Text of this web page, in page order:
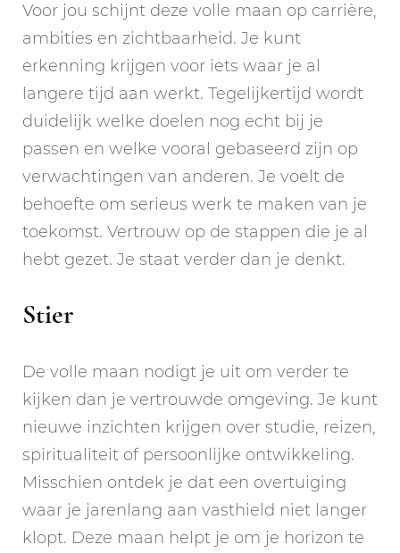
Voor jou schijnt deze volle maan op carrière,
ambities en zichtbaarheid. Je kunt
erkenning krijgen voor iets waar je al
langere tijd aan werkt. Tegelijkertijd wordt
duidelijk welke doelen nog echt bij je
passen en welke vooral gebaseerd zijn op
verwachtingen van anderen. Je voelt de
behoefte om serieus werk te maken van je
toekomst. Vertrouw op de stappen die je al
hebt gezet. Je staat verder dan je denkt.
Stier
De volle maan nodigt je uit om verder te
kijken dan je vertrouwde omgeving. Je kunt
nieuwe inzichten krijgen over studie, reizen,
spiritualiteit of persoonlijke ontwikkeling.
Misschien ontdek je dat een overtuiging
waar je jarenlang aan vasthield niet langer
klopt. Deze maan helpt je om je horizon te